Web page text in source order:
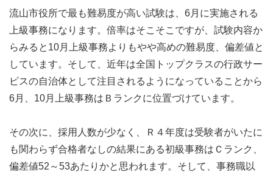
流山市役所で最も難易度が高い試験は、6月に実施される
上級事務になります。倍率はそこそこですが、試験内容か
らみると10月上級事務よりもやや高めの難易度、偏差値と
しています。そして、近年は全国トップクラスの行政サー
ビスの自治体として注目されるようになっていることから
6月、10月上級事務はＢランクに位置づけています。
その次に、採用人数が少なく、Ｒ４年度は受験者がいたに
も関わらず合格者なしの結果にある初級事務はＣランク、
偏差値52～53あたりかと思われます。そして、事務職以